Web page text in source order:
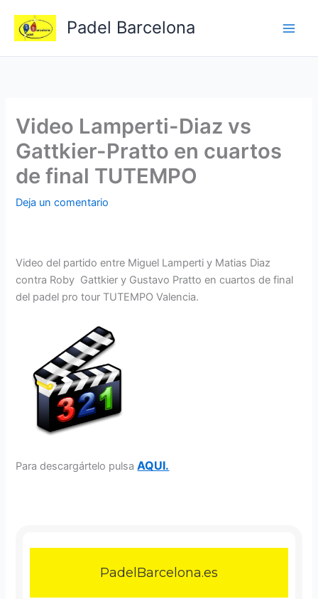
contenido
Padel Barcelona
Video Lamperti-Diaz vs
Gattkier-Pratto en cuartos
de final TUTEMPO
Deja un comentario
Video del partido entre Miguel Lamperti y Matias Diaz
contra Roby Gattkier y Gustavo Pratto en cuartos de final
del padel pro tour TUTEMPO Valencia.
Para descargártelo pulsaAQUI.
PadelBarcelona.es